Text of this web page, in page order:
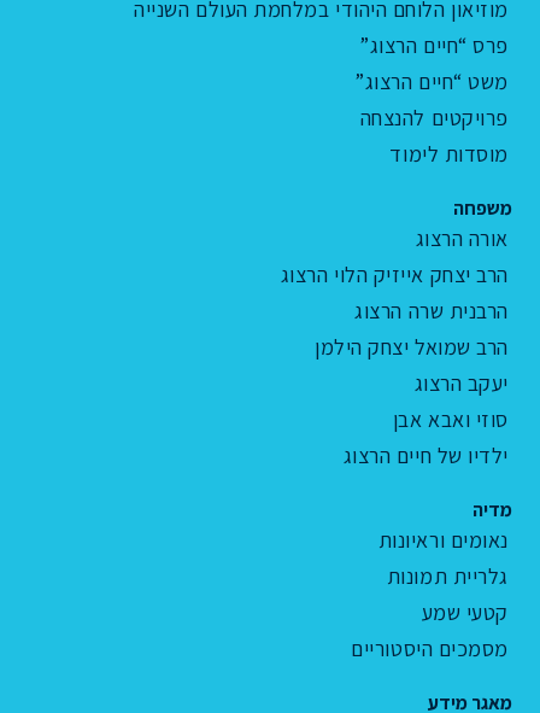
מוזיאון הלוחם היהודי במלחמת העולם השנייה
פרס “חיים הרצוג”
משט “חיים הרצוג”
פרויקטים להנצחה
מוסדות לימוד
משפחה
אורה הרצוג
הרב יצחק אייזיק הלוי הרצוג
הרבנית שרה הרצוג
הרב שמואל יצחק הילמן
יעקב הרצוג
סוזי ואבא אבן
ילדיו של חיים הרצוג
מדיה
נאומים וראיונות
גלריית תמונות
קטעי שמע
מסמכים היסטוריים
מאגר מידע